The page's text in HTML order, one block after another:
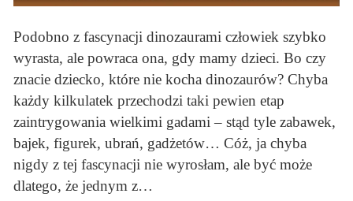
Podobno z fascynacji dinozaurami człowiek szybko
wyrasta, ale powraca ona, gdy mamy dzieci. Bo czy
znacie dziecko, które nie kocha dinozaurów? Chyba
każdy kilkulatek przechodzi taki pewien etap
zaintrygowania wielkimi gadami – stąd tyle zabawek,
bajek, figurek, ubrań, gadżetów… Cóż, ja chyba
nigdy z tej fascynacji nie wyrosłam, ale być może
dlatego, że jednym z…